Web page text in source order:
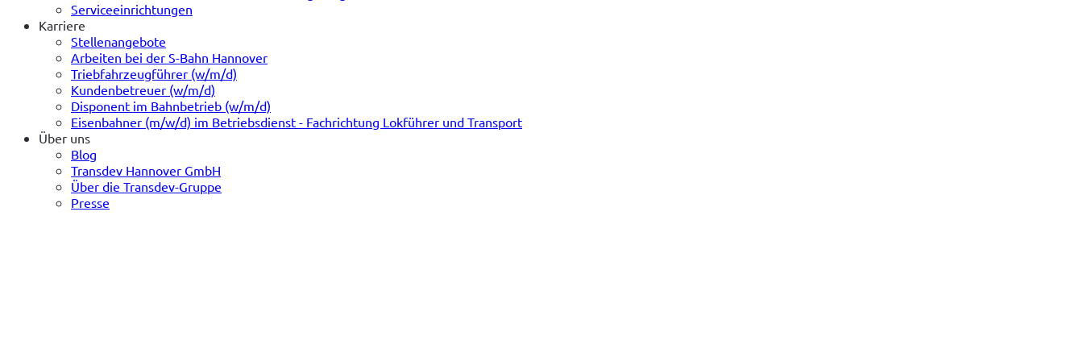
Serviceeinrichtungen
Karriere
Stellenangebote
Arbeiten bei der S-Bahn Hannover
Triebfahrzeugführer (w/m/d)
Kundenbetreuer (w/m/d)
Disponent im Bahnbetrieb (w/m/d)
Eisenbahner (m/w/d) im Betriebsdienst - Fachrichtung Lokführer und Transport
Über uns
Blog
Transdev Hannover GmbH
Über die Transdev-Gruppe
Presse